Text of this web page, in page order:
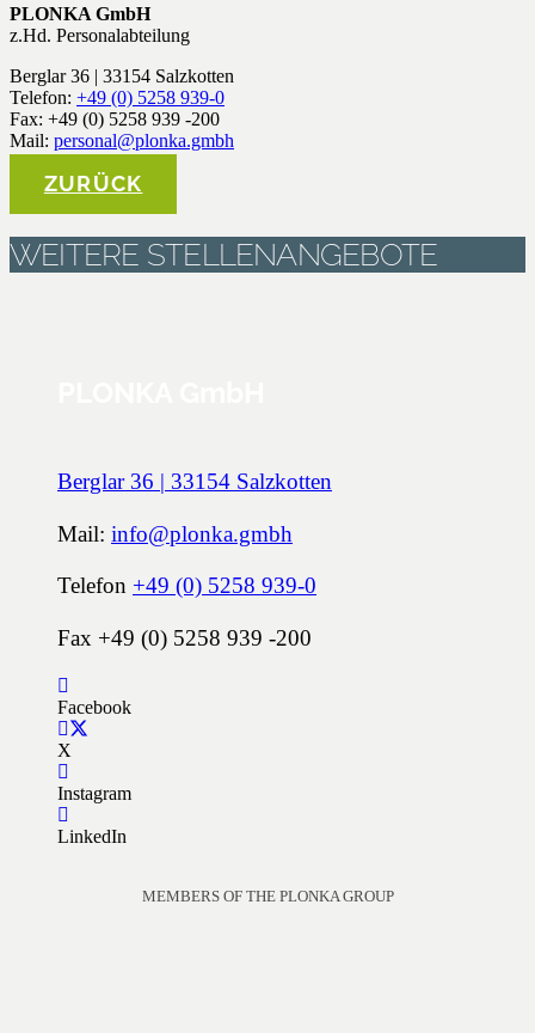
PLONKA GmbH
z.Hd. Personalabteilung
Berglar 36 | 33154 Salzkotten
Telefon: +49 (0) 5258 939-0
Fax: +49 (0) 5258 939 -200
Mail: personal@plonka.gmbh
ZURÜCK
WEITERE STELLENANGEBOTE
Berglar 36 | 33154 Salzkotten
Mail: info@plonka.gmbh
Telefon +49 (0) 5258 939-0
Fax +49 (0) 5258 939 -200
Facebook
X
Instagram
LinkedIn
MEMBERS OF THE PLONKA GROUP